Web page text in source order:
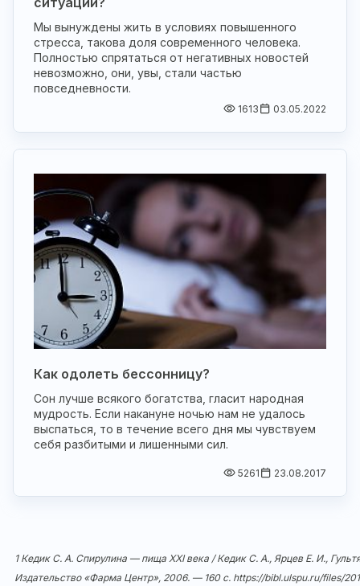
Мы вынуждены жить в условиях повышенного
стресса, такова доля современного человека.
Полностью спрятаться от негативных новостей
невозможно, они, увы, стали частью
повседневности.
1613 03.05.2022
Как одолеть бессонницу?
Сон лучше всякого богатства, гласит народная
мудрость. Если накануне ночью нам не удалось
выспаться, то в течение всего дня мы чувствуем
себя разбитыми и лишенными сил.
5261 23.08.2017
1 Кедик С. А. Спирулина — пища XXI века / Кедик С. А., Ярцев Е. И.,
Издательство «Фарма Центр», 2006. — 160 с. https://bibl.ulspu.ru/files/